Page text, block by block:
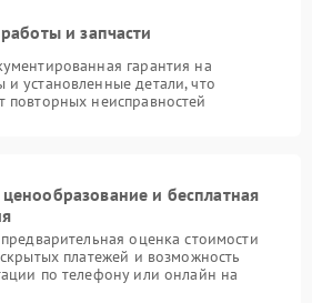
и запчасти
гарантия на
установленные детали, что
повторных неисправностей
и бесплатная
оценка стоимости
платежей и возможность
по телефону или онлайн на